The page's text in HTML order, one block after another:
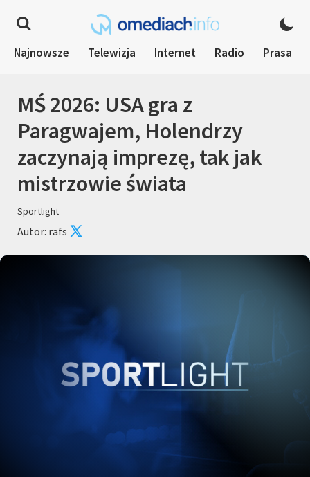
Najnowsze Telewizja Internet Radio Prasa
MŚ 2026: USA gra z
Paragwajem, Holendrzy
zaczynają imprezę, tak jak
mistrzowie świata
Sportlight
Autor: rafs